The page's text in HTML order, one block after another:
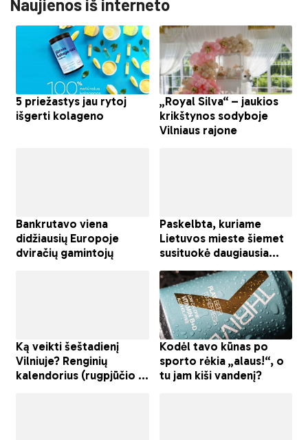
Naujienos iš interneto